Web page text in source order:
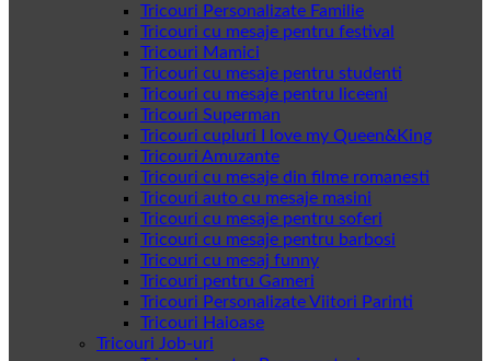
Tricouri Personalizate Familie
Tricouri cu mesaje pentru festival
Tricouri Mamici
Tricouri cu mesaje pentru studenti
Tricouri cu mesaje pentru liceeni
Tricouri Superman
Tricouri cupluri I love my Queen&King
Tricouri Amuzante
Tricouri cu mesaje din filme romanesti
Tricouri auto cu mesaje masini
Tricouri cu mesaje pentru soferi
Tricouri cu mesaje pentru barbosi
Tricouri cu mesaj funny
Tricouri pentru Gameri
Tricouri Personalizate Viitori Parinti
Tricouri Haioase
Tricouri Job-uri